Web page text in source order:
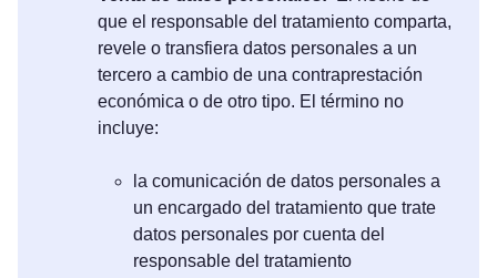
que el responsable del tratamiento comparta,
revele o transfiera datos personales a un
tercero a cambio de una contraprestación
económica o de otro tipo. El término no
incluye:
la comunicación de datos personales a
un encargado del tratamiento que trate
datos personales por cuenta del
responsable del tratamiento